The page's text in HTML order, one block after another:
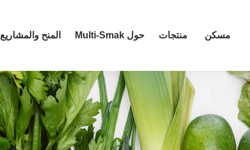
مسكن منتجات حول Multi-Smak المنح والمشاريع